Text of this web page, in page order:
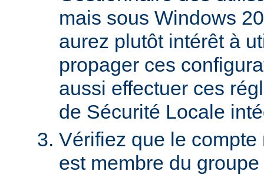
mais sous Windows
aurez plutôt intérêt à
propager ces
aussi effectuer ces
de Sécurité Locale
Vérifiez que le
est membre du